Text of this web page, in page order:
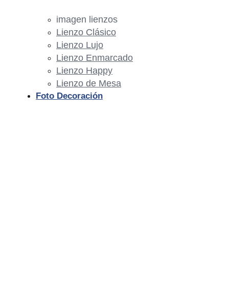
imagen lienzos
Lienzo Clásico
Lienzo Lujo
Lienzo Enmarcado
Lienzo Happy
Lienzo de Mesa
Foto Decoración